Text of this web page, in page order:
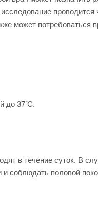
может потребоваться
до 37 ̊С.
в течение суток. В
и соблюдать половой